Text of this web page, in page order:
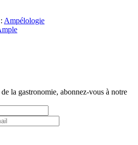
Ampélologie
la gastronomie, abonnez-vous à notre